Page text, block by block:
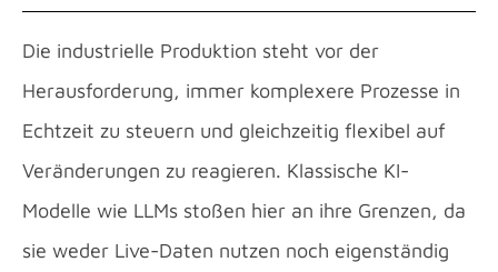
Die industrielle Produktion steht vor der
Herausforderung, immer komplexere Prozesse in
Echtzeit zu steuern und gleichzeitig flexibel auf
Veränderungen zu reagieren. Klassische KI-
Modelle wie LLMs stoßen hier an ihre Grenzen, da
sie weder Live-Daten nutzen noch eigenständig